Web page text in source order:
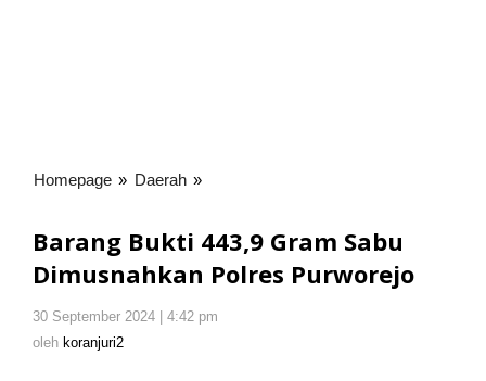
Homepage » Daerah »
Gram
Sabu
Polres
Barang Bukti 443,9 Gram Sabu
Dimusnahkan Polres Purworejo
30 September 2024 | 4:42 pm
oleh koranjuri2